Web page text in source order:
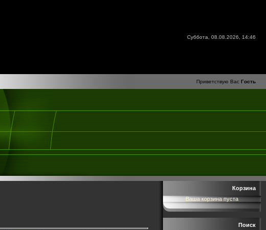
Суббота, 08.08.2026, 14:46
Приветствую Вас Гость
Корзина
Ваша корзина пуста
Поиск